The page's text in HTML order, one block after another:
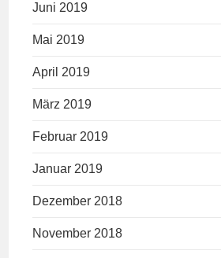
Juni 2019
Mai 2019
April 2019
März 2019
Februar 2019
Januar 2019
Dezember 2018
November 2018